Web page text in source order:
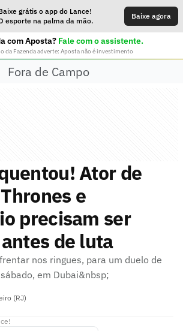
grátis o app do Lance!
esporte na palma da mão.
Baixe agora
com Aposta? Fale com o assistente.
da Fazenda adverte: Aposta não é investimento
Fora de Campo
Ator de
e
precisam ser
de luta
nos ringues, para um duelo de
em Dubai&nbsp;
(RJ)